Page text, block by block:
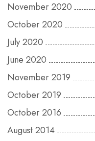
November 2020
October 2020
July 2020
June 2020
November 2019
October 2019
October 2016
August 2014